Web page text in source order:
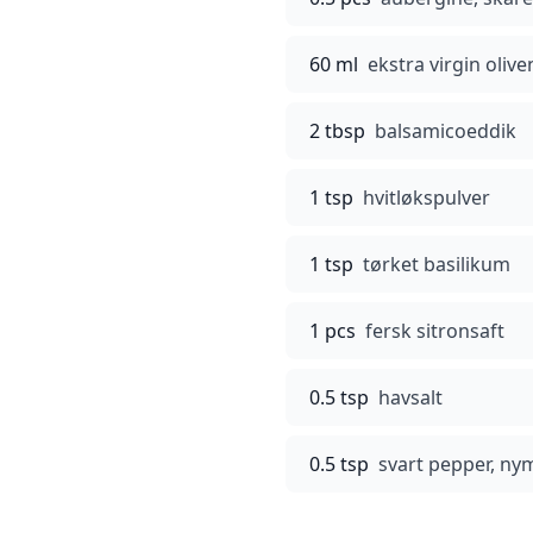
60 ml ekstra virgin
2 tbsp balsamicoeddik
1 tsp hvitløkspulver
1 tsp tørket basilikum
1 pcs fersk sitronsaft
0.5 tsp havsalt
0.5 tsp svart pepper,